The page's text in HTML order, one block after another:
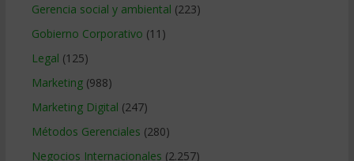
Gerencia social y ambiental (223)
Gobierno Corporativo (11)
Legal (125)
Marketing(988)
Marketing Digital (247)
Métodos Gerenciales (280)
Negocios Internacionales (2.257)